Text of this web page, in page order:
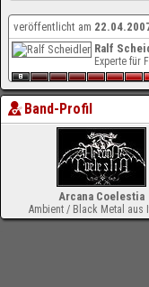
veröffentlicht am
Ralf
Experte für
Band-Profil
Arcana Coelestia
Ambient / Black Metal aus